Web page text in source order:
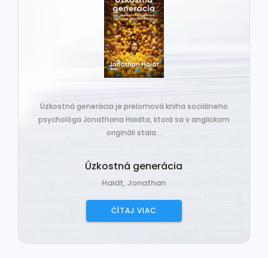
Úzkostná generácia je prelomová kniha sociálneho
psychológa Jonathana Haidta, ktorá sa v anglickom
origináli stala...
Úzkostná generácia
Haidt, Jonathan
ČÍTAJ VIAC